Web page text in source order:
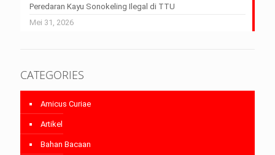
Peredaran Kayu Sonokeling Ilegal di TTU
Mei 31, 2026
CATEGORIES
Amicus Curiae
Artikel
Bahan Bacaan